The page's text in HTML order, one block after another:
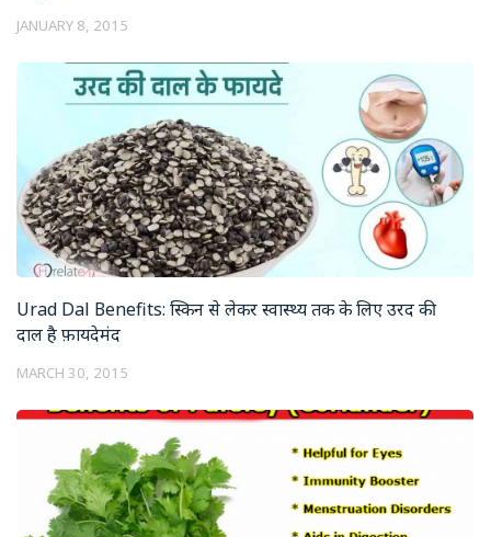
JANUARY 8, 2015
Urad Dal Benefits: स्किन से लेकर स्वास्थ्य तक के लिए उरद की
दाल है फ़ायदेमंद
MARCH 30, 2015